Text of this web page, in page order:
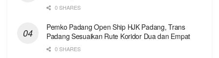
0 SHARES
Pemko Padang Open Ship HJK Padang, Trans
Padang Sesuaikan Rute Koridor Dua dan Empat
0 SHARES